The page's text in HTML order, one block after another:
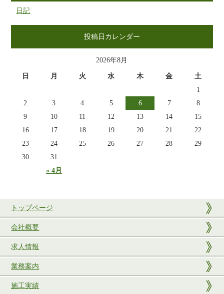
日記
投稿日カレンダー
2026年8月
日 月 火 水 木 金 土
« 4月
1
2
3 4 5 6 7
8
9
10 11 12 13 14
15
16
17 18 19 20 21
22
23
24 25 26 27 28
29
30
31
トップページ
会社概要
求人情報
業務案内
施工実績